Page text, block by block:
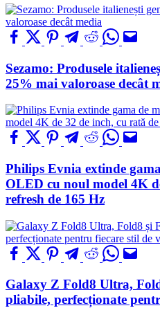
Sezamo: Produsele
25% mai valoroase decât
Philips Evnia extinde
OLED cu noul model 4K
refresh de 165 Hz
Galaxy Z Fold8 Ultra,
pliabile, perfecționate